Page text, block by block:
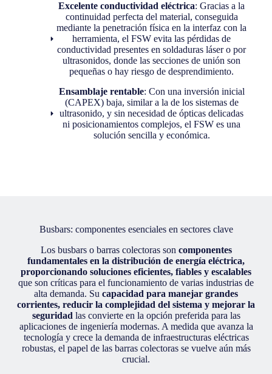
Excelente conductividad eléctrica: Gracias a la
continuidad perfecta del material, conseguida
mediante la penetración física en la interfaz con la
herramienta, el FSW evita las pérdidas de
conductividad presentes en soldaduras láser o por
ultrasonidos, donde las secciones de unión son
pequeñas o hay riesgo de desprendimiento.
Ensamblaje rentable: Con una inversión inicial
(CAPEX) baja, similar a la de los sistemas de
ultrasonido, y sin necesidad de ópticas delicadas
ni posicionamientos complejos, el FSW es una
solución sencilla y económica.
Busbars: componentes esenciales en sectores clave
Los busbars o barras colectoras son componentes
fundamentales en la distribución de energía eléctrica,
proporcionando soluciones eficientes, fiables y escalables
que son críticas para el funcionamiento de varias industrias de
alta demanda. Su capacidad para manejar grandes
corrientes, reducir la complejidad del sistema y mejorar la
seguridad las convierte en la opción preferida para las
aplicaciones de ingeniería modernas. A medida que avanza la
tecnología y crece la demanda de infraestructuras eléctricas
robustas, el papel de las barras colectoras se vuelve aún más
crucial.